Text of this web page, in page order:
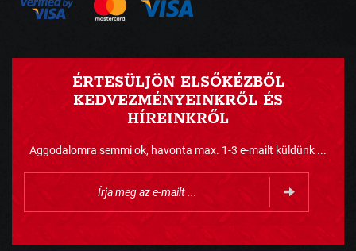
ÉRTESÜLJÖN ELSŐKÉZBŐL
KEDVEZMÉNYEINKRŐL ÉS
HÍREINKRŐL
Aggodalomra semmi ok, havonta max. 1-3 e-mailt küldünk ...